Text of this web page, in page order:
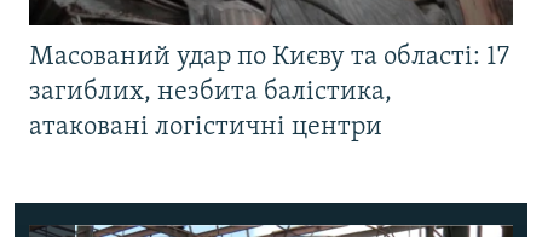
Масований удар по Києву та області: 17
загиблих, незбита балістика,
атаковані логістичні центри